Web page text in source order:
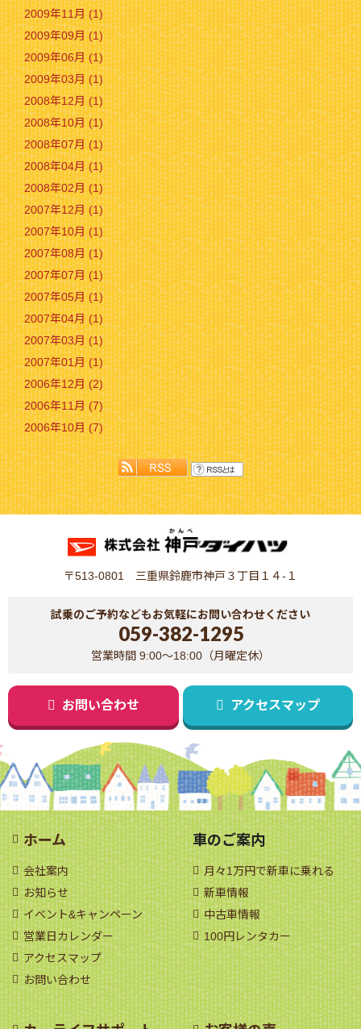
2009年11月 (1)
2009年09月 (1)
2009年06月 (1)
2009年03月 (1)
2008年12月 (1)
2008年10月 (1)
2008年07月 (1)
2008年04月 (1)
2008年02月 (1)
2007年12月 (1)
2007年10月 (1)
2007年08月 (1)
2007年07月 (1)
2007年05月 (1)
2007年04月 (1)
2007年03月 (1)
2007年01月 (1)
2006年12月 (2)
2006年11月 (7)
2006年10月 (7)
〒513-0801 三重県鈴鹿市神戸３丁目１４-１
試乗のご予約などもお気軽にお問い合わせください
059-382-1295
営業時間 9:00～18:00（月曜定休）
お問い合わせ アクセスマップ
ホーム
会社案内
お知らせ
イベント&キャンペーン
営業日カレンダー
アクセスマップ
お問い合わせ
車のご案内
月々1万円で新車に乗れる
新車情報
中古車情報
100円レンタカー